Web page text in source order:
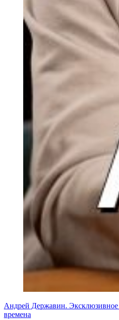
Андрей Державин.
времена